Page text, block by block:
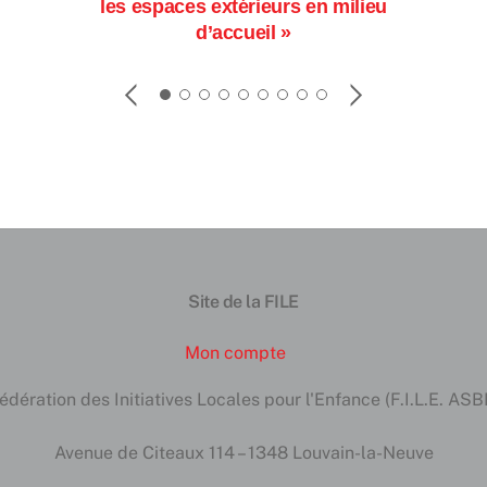
les espaces extérieurs en milieu
d’accueil »
Site de la FILE
Mon compte
des Initiatives Locales pour l'Enfance (F.I.L.E.
Avenue de Citeaux 114 – 1348 Louvain-la-Neuve